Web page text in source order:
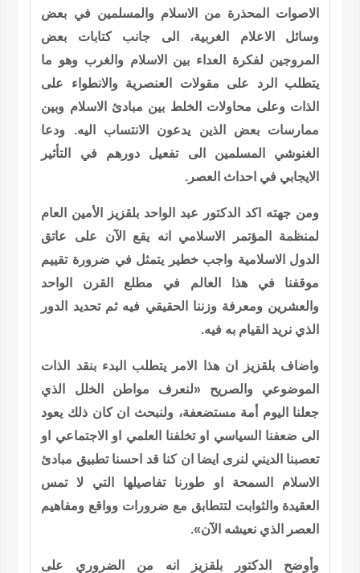
الاصوات المحذرة من الاسلام والمسلمين في بعض
وسائل الاعلام الغربية، الى جانب كتابات بعض
المروجين لفكرة العداء بين الاسلام والغرب وهو ما
يتطلب الرد على مقولات العنصرية والانطواء على
الذات وعلى محاولات الخلط بين مبادئ الاسلام وبين
ممارسات بعض الذين يدعون الانتساب اليه. ودعا
الغنوشي المسلمين الى تفعيل دورهم في التأثير
الايجابي في احداث العصر.
ومن جهته اكد الدكتور عبد الواحد بلقزيز الأمين العام
لمنظمة المؤتمر الاسلامي انه يقع الآن على عاتق
الدول الاسلامية واجب خطير يتمثل في ضرورة تقييم
موقفنا في هذا العالم في مطلع القرن الواحد
والعشرين ومعرفة وزننا الحقيقي فيه ثم تحديد الدور
الذي نريد القيام به فيه.
واضاف بلقزيز ان هذا الامر يتطلب البدء بنقد الذات
الموضوعي والصريح «لنعرف مواطن الخلل الذي
جعلنا اليوم أمة مستضعفة، ولنبحث ان كان ذلك يعود
الى ضعفنا السياسي او تخلفنا العلمي او الاجتماعي او
تعصبنا الديني لنرى ايضا ان كنا قد احسنا تطبيق مبادئ
الاسلام السمحة او طورنا تفاصيلها التي لا تمس
العقيدة والثوابت لتتطابق مع ضرورات وواقع ومفاهيم
العصر الذي نعيشه الآن».
وأوضح الدكتور بلقزيز انه من الضروري على